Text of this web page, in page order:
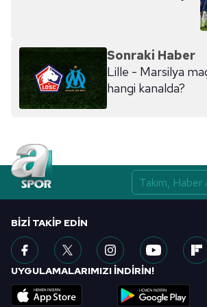
kılınması ve kişiselleştirilmesi ve
reklam/pazarlama faaliyetlerinin
sınırlı olarak açık rızanız dahilinde
Çerezlere ilişkin tercihlerinizi aşağıda
vasıtasıyla belirleyebilirsiniz. Çerezlere
için Ayarlar butonuna tıklayabilir,
6698 sayılı Kişisel Verilerin Korunması
hazırlanmış Aydınlatma Metnimizi
ilgili mevzuata uygun olarak kullanılan
Sonraki Haber
Lille - Marsilya
hangi kanalda?
BIZI TAKIP EDIN
UYGULAMALARIMIZI İNDİRİN!